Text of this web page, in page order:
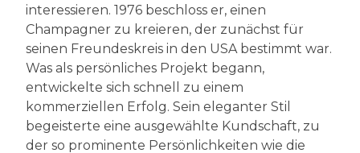
interessieren. 1976 beschloss er, einen
Champagner zu kreieren, der zunächst für
seinen Freundeskreis in den USA bestimmt war.
Was als persönliches Projekt begann,
entwickelte sich schnell zu einem
kommerziellen Erfolg. Sein eleganter Stil
begeisterte eine ausgewählte Kundschaft, zu
der so prominente Persönlichkeiten wie die